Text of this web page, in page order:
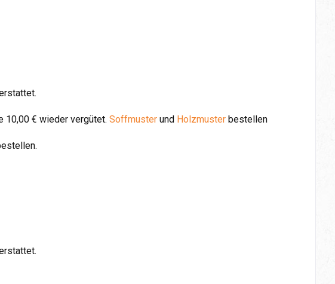
10,00 € wieder vergütet. Soffmuster und Holzmuster bestellen